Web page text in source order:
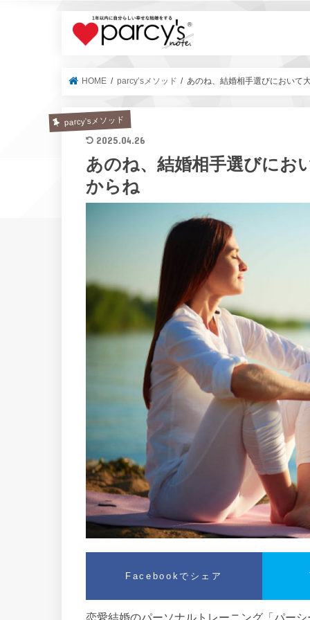
HOME parcy’sメソッド あのね、結婚相手選びにおいて
parcy’sメソッド
2025.04.26
あのね、結婚相手選びにお
からね
Facebookでシェア
恋愛結婚のパーソナルトレーニング「パー